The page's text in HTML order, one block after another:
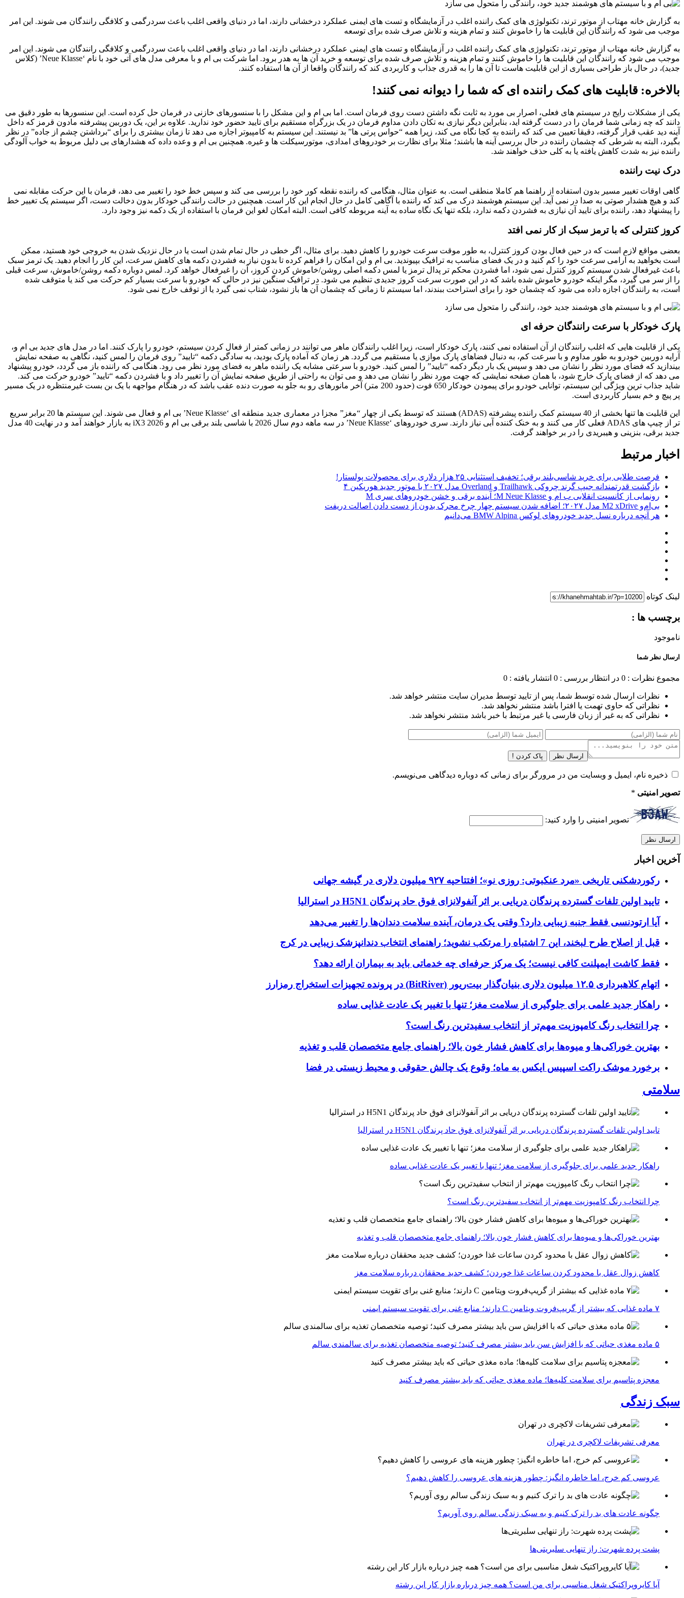
به گزارش خانه مهتاب از موتور ترند، تکنولوژی های کمک راننده اغلب در آزمایشگاه و تست های ایمنی عملکرد درخشانی دارند، اما در دنیای واقعی اغلب باعث سردرگمی و کلافگی رانندگان می شوند. این امر
موجب می شود که رانندگان این قابلیت ها را خاموش کنند و تمام هزینه و تلاش صرف شده برای توسعه
به گزارش خانه مهتاب از موتور ترند، تکنولوژی های کمک راننده اغلب در آزمایشگاه و تست های ایمنی عملکرد درخشانی دارند، اما در دنیای واقعی اغلب باعث سردرگمی و کلافگی رانندگان می شوند. این امر
موجب می شود که رانندگان این قابلیت ها را خاموش کنند و تمام هزینه و تلاش صرف شده برای توسعه و خرید آن ها به هدر برود. اما شرکت بی ام و با معرفی مدل های آتی خود با نام ‘Neue Klasse’ (کلاس
جدید)، در حال باز طراحی بسیاری از این قابلیت هاست تا آن ها را به قدری جذاب و کاربردی کند که رانندگان واقعا از آن ها استفاده کنند.
بالاخره: قابلیت های کمک راننده ای که شما را دیوانه نمی کنند!
یکی از مشکلات رایج در سیستم های فعلی، اصرار بی مورد به ثابت نگه داشتن دست روی فرمان است. اما بی ام و این مشکل را با سنسورهای خازنی در فرمان حل کرده است. این سنسورها به طور دقیق می
دانند که چه زمانی شما فرمان را در دست گرفته اید، بنابراین دیگر نیازی به تکان دادن مداوم فرمان در یک بزرگراه مستقیم برای تایید حضور خود ندارید. علاوه بر این، یک دوربین پیشرفته مادون قرمز که داخل
آینه دید عقب قرار گرفته، دقیقا تعیین می کند که راننده به کجا نگاه می کند، زیرا همه “حواس پرتی ها” بد نیستند. این سیستم به کامپیوتر اجازه می دهد تا زمان بیشتری را برای “برداشتن چشم از جاده” در نظر
بگیرد، البته به شرطی که چشمان راننده در حال بررسی آینه ها باشند؛ مثلا برای نظارت بر خودروهای امدادی، موتورسیکلت ها و غیره. همچنین بی ام و وعده داده که هشدارهای بی دلیل مربوط به خواب آلودگی
راننده نیز به شدت کاهش یافته یا به کلی حذف خواهند شد.
درک نیت راننده
گاهی اوقات تغییر مسیر بدون استفاده از راهنما هم کاملا منطقی است. به عنوان مثال، هنگامی که راننده نقطه کور خود را بررسی می کند و سپس خط خود را تغییر می دهد، فرمان با این حرکت مقابله نمی
کند و هیچ هشدار صوتی به صدا در نمی آید. این سیستم هوشمند درک می کند که راننده با آگاهی کامل در حال انجام این کار است. همچنین در حالت رانندگی خودکار بدون دخالت دست، اگر سیستم یک تغییر خط
را پیشنهاد دهد، راننده برای تایید آن نیازی به فشردن دکمه ندارد، بلکه تنها یک نگاه ساده به آینه مربوطه کافی است. البته امکان لغو این فرمان با استفاده از یک دکمه نیز وجود دارد.
کروز کنترلی که با ترمز سبک از کار نمی افتد
بعضی مواقع لازم است که در حین فعال بودن کروز کنترل، به طور موقت سرعت خودرو را کاهش دهید. برای مثال، اگر خطی در حال تمام شدن است یا در حال نزدیک شدن به خروجی خود هستید، ممکن
است بخواهید به آرامی سرعت خود را کم کنید و در یک فضای مناسب به ترافیک بپیوندید. بی ام و این امکان را فراهم کرده تا بدون نیاز به فشردن دکمه های کاهش سرعت، این کار را انجام دهید. یک ترمز سبک
باعث غیرفعال شدن سیستم کروز کنترل نمی شود، اما فشردن محکم تر پدال ترمز یا لمس دکمه اصلی روشن/خاموش کردن کروز، آن را غیرفعال خواهد کرد. لمس دوباره دکمه روشن/خاموش، سرعت قبلی
را از سر می گیرد، مگر اینکه خودرو خاموش شده باشد که در این صورت سرعت کروز جدیدی تنظیم می شود. در ترافیک سنگین نیز در حالی که خودرو با سرعت بسیار کم حرکت می کند یا متوقف شده
است، به رانندگان اجازه داده می شود که چشمان خود را برای استراحت ببندند، اما سیستم تا زمانی که چشمان آن ها باز نشود، شتاب نمی گیرد یا از توقف خارج نمی شود.
پارک خودکار با سرعت رانندگان حرفه ای
یکی از قابلیت هایی که اغلب رانندگان از آن استفاده نمی کنند، پارک خودکار است، زیرا اغلب رانندگان ماهر می توانند در زمانی کمتر از فعال کردن سیستم، خودرو را پارک کنند. اما در مدل های جدید بی ام و،
آرایه دوربین خودرو به طور مداوم و با سرعت کم، به دنبال فضاهای پارک موازی یا مستقیم می گردد. هر زمان که آماده پارک بودید، به سادگی دکمه “تایید” روی فرمان را لمس کنید، نگاهی به صفحه نمایش
بیندازید که فضای مورد نظر را نشان می دهد و سپس یک بار دیگر دکمه “تایید” را لمس کنید. خودرو با سرعتی مشابه یک راننده ماهر به فضای مورد نظر می رود. هنگامی که راننده باز می گردد، خودرو پیشنهاد
می دهد که از فضای پارک خارج شود، با همان صفحه نمایشی که جهت مورد نظر را نشان می دهد و می توان به راحتی از طریق صفحه نمایش آن را تغییر داد و با فشردن دکمه “تایید” خودرو حرکت می کند.
شاید جذاب ترین ویژگی این سیستم، توانایی خودرو برای پیمودن خودکار 650 فوت (حدود 200 متر) آخر مانورهای رو به جلو به صورت دنده عقب باشد که در هنگام مواجهه با یک بن بست غیرمنتظره در یک مسیر
پر پیچ و خم بسیار کاربردی است.
این قابلیت ها تنها بخشی از 40 سیستم کمک راننده پیشرفته (ADAS) هستند که توسط یکی از چهار “مغز” مجزا در معماری جدید منطقه ای ‘Neue Klasse’ بی ام و فعال می شوند. این سیستم ها 20 برابر سریع
تر از چیپ های ADAS فعلی کار می کنند و به خنک کننده آبی نیاز دارند. سری خودروهای ‘Neue Klasse’ در سه ماهه دوم سال 2026 با شاسی بلند برقی بی ام و iX3 2026 به بازار خواهند آمد و در نهایت 40 مدل
جدید برقی، بنزینی و هیبریدی را در بر خواهند گرفت.
اخبار مرتبط
فرصت طلایی برای خرید شاسی‌بلند برقی؛ تخفیف استثنایی ۲۵ هزار دلاری برای محصولات پولستار!
بازگشت قدرتمندانه جیپ گرند چروکی Trailhawk و Overland مدل ۲۰۲۷ با موتور جدید هوریکین ۴
رونمایی از کانسپت انقلابی ب ام و M Neue Klasse؛ آینده برقی و خشن خودروهای سری M
بی‌ام‌و M2 xDrive مدل ۲۰۲۷؛ اضافه شدن سیستم چهار چرخ محرک بدون از دست دادن اصالت دریفت
هر آنچه درباره نسل جدید خودروهای لوکس BMW Alpina می‌دانیم
لینک کوتاه
برچسب ها :
ناموجود
ارسال نظر شما
مجموع نظرات : 0 در انتظار بررسی : 0 انتشار یافته : 0
نظرات ارسال شده توسط شما، پس از تایید توسط مدیران سایت منتشر خواهد شد.
نظراتی که حاوی تهمت یا افترا باشد منتشر نخواهد شد.
نظراتی که به غیر از زبان فارسی یا غیر مرتبط با خبر باشد منتشر نخواهد شد.
ارسال نظر پاک کردن !
ذخیره نام، ایمیل و وبسایت من در مرورگر برای زمانی که دوباره دیدگاهی می‌نویسم.
تصویر امنیتی *
تصویر امنیتی را وارد کنید:
آخرین اخبار
رکوردشکنی تاریخی «مرد عنکبوتی: روزی نو»؛ افتتاحیه ۹۲۷ میلیون دلاری در گیشه جهانی
تایید اولین تلفات گسترده پرندگان دریایی بر اثر آنفولانزای فوق حاد پرندگان H5N1 در استرالیا
آیا ارتودنسی فقط جنبه زیبایی دارد؟ وقتی یک درمان، آینده سلامت دندان‌ها را تغییر می‌دهد
قبل از اصلاح طرح لبخند، این 7 اشتباه را مرتکب نشوید؛ راهنمای انتخاب دندانپزشک زیبایی در کرج
فقط کاشت ایمپلنت کافی نیست؛ یک مرکز حرفه‌ای چه خدماتی باید به بیماران ارائه دهد؟
اتهام کلاهبرداری ۱۲.۵ میلیون دلاری بنیان‌گذار بیت‌ریور (BitRiver) در پرونده تجهیزات استخراج رمزارز
راهکار جدید علمی برای جلوگیری از سلامت مغز؛ تنها با تغییر یک عادت غذایی ساده
چرا انتخاب رنگ کامپوزیت مهم‌تر از انتخاب سفیدترین رنگ است؟
بهترین خوراکی‌ها و میوه‌ها برای کاهش فشار خون بالا؛ راهنمای جامع متخصصان قلب و تغذیه
برخورد موشک راکت اسپیس ایکس به ماه؛ وقوع یک چالش حقوقی و محیط زیستی در فضا
سلامتی
تایید اولین تلفات گسترده پرندگان دریایی بر اثر آنفولانزای فوق حاد پرندگان H5N1 در استرالیا
راهکار جدید علمی برای جلوگیری از سلامت مغز؛ تنها با تغییر یک عادت غذایی ساده
چرا انتخاب رنگ کامپوزیت مهم‌تر از انتخاب سفیدترین رنگ است؟
بهترین خوراکی‌ها و میوه‌ها برای کاهش فشار خون بالا؛ راهنمای جامع متخصصان قلب و تغذیه
کاهش زوال عقل با محدود کردن ساعات غذا خوردن؛ کشف جدید محققان درباره سلامت مغز
۷ ماده غذایی که بیشتر از گریپ‌فروت ویتامین C دارند؛ منابع غنی برای تقویت سیستم ایمنی
۵ ماده مغذی حیاتی که با افزایش سن باید بیشتر مصرف کنید؛ توصیه متخصصان تغذیه برای سالمندی سالم
معجزه پتاسیم برای سلامت کلیه‌ها؛ ماده مغذی حیاتی که باید بیشتر مصرف کنید
سبک زندگی
معرفی تشریفات لاکچری در تهران
عروسی کم خرج، اما خاطره انگیز: چطور هزینه های عروسی را کاهش دهیم؟
چگونه عادت‌ های بد را ترک کنیم و به سبک زندگی سالم روی آوریم؟
پشت پرده شهرت: راز تنهایی سلبریتی‌ها
آیا کایروپراکتیک شغل مناسبی برای من است؟ همه چیز درباره بازار کار این رشته